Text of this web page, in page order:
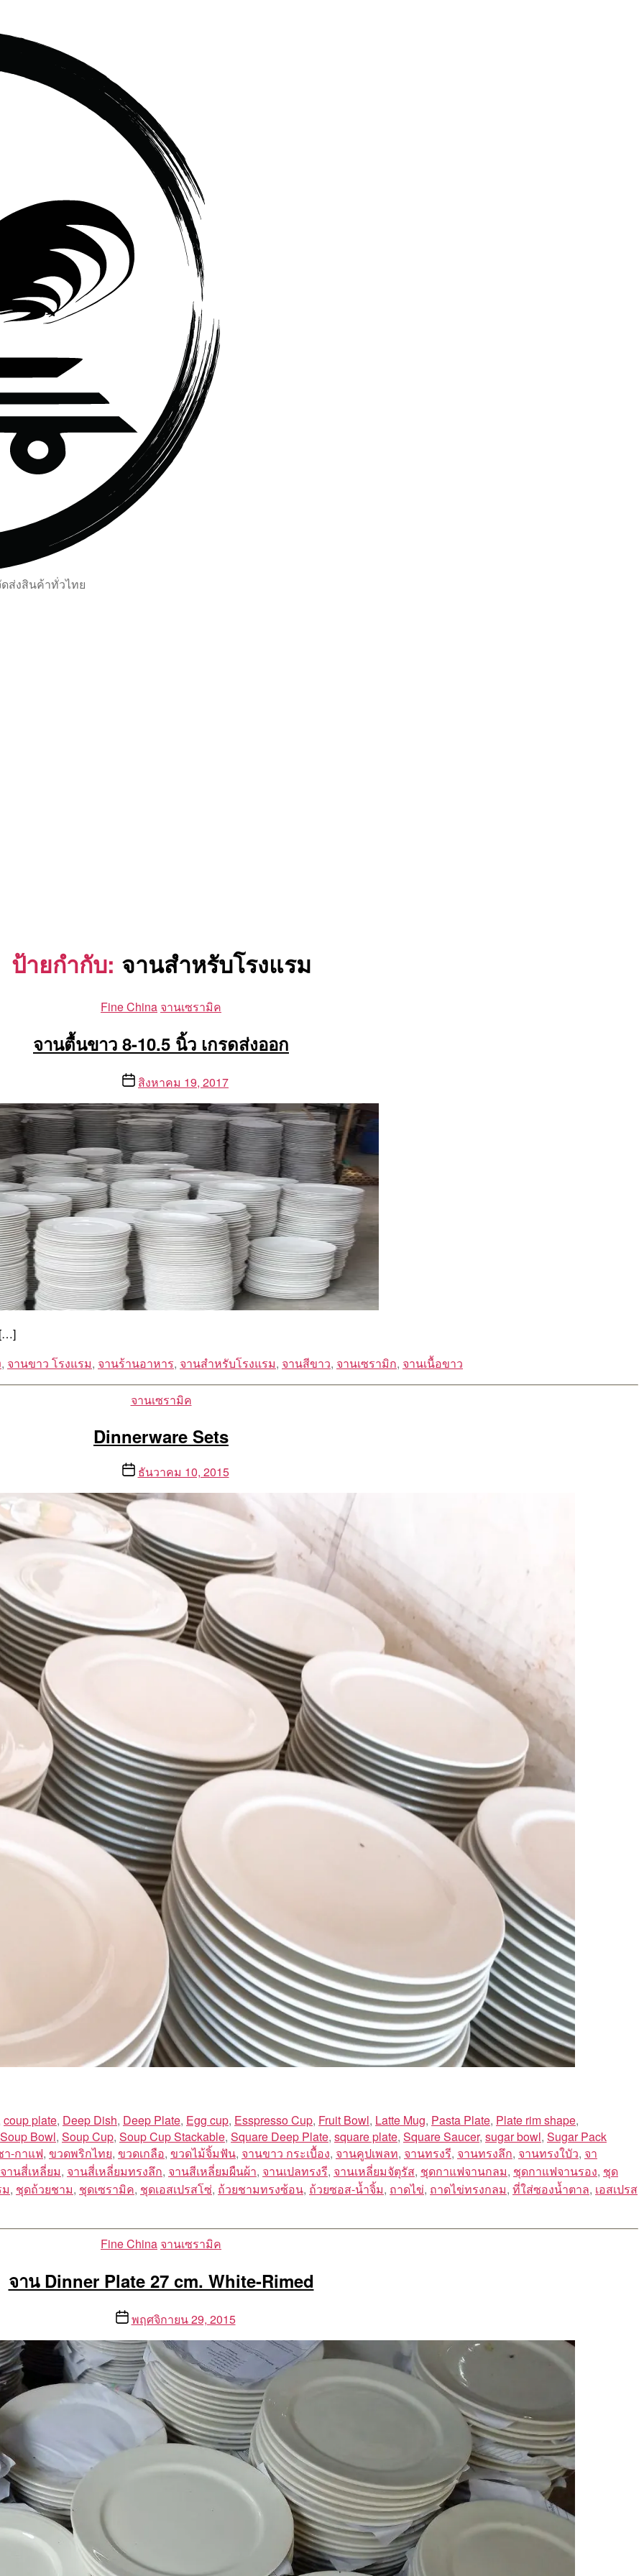
ส่งสินค้าทั่วไทย
ป้ายกำกับ: จานสำหรับโรงแรม
Categories
Fine China จานเซรามิค
จานตื้นขาว 8-10.5 นิ้ว เกรดส่งออก
Postสิงหาคม 19, 2017
, จานขาว โรงแรม, จานร้านอาหาร, จานสำหรับโรงแรม, จานสีขาว, จานเซรามิก, จานเนื้อขาว
Categories
จานเซรามิค
Dinnerware Sets
Postธันวาคม 10, 2015
coup plate, Deep Dish, Deep Plate, Egg cup, Esspresso Cup, Fruit Bowl, Latte Mug, Pasta Plate, Plate rim shape,
Soup Bowl, Soup Cup, Soup Cup Stackable, Square Deep Plate, square plate, Square Saucer, sugar bowl, Sugar Pack
า-กาแฟ, ขวดพริกไทย, ขวดเกลือ, ขวดไม้จิ้มฟัน, จานขาว กระเบื้อง, จานคูปเพลท, จานทรงรี, จานทรงลึก, จานทรงใบัว, จา
จานสี่เหลี่ยม, จานสี่เหลี่ยมทรงลึก, จานสีเหลี่ยมผืนผ้า, จานเปลทรงรี, จานเหลี่ยมจัตุรัส, ชุดกาแฟจานกลม, ชุดกาแฟจานรอง, ชุด
, ชุดถ้วยชาม, ชุดเซรามิค, ชุดเอสเปรสโซ่, ถ้วยชามทรงซ้อน, ถ้วยซอส-น้ำจิ้ม, ถาดไข่, ถาดไข่ทรงกลม, ที่ใส่ซองน้ำตาล, เอสเปรส
Categories
Fine China จานเซรามิค
จาน Dinner Plate 27 cm. White-Rimed
Postพฤศจิกายน 29, 2015